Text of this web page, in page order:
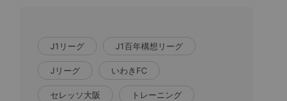
J1リーグ J1百年構想リーグ
Jリーグ いわきFC
セレッソ大阪 トレーニング